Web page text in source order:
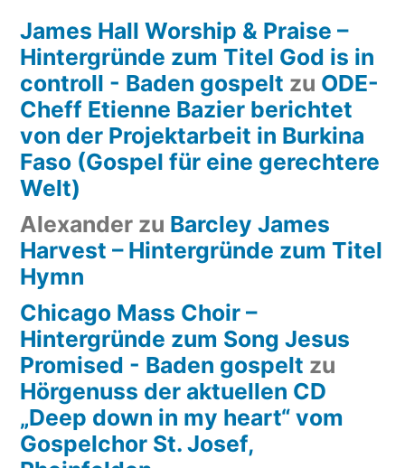
James Hall Worship & Praise –
Hintergründe zum Titel God is in
controll - Baden gospelt zu ODE-
Cheff Etienne Bazier berichtet
von der Projektarbeit in Burkina
Faso (Gospel für eine gerechtere
Welt)
Alexander zu Barcley James
Harvest – Hintergründe zum Titel
Hymn
Chicago Mass Choir –
Hintergründe zum Song Jesus
Promised - Baden gospelt zu
Hörgenuss der aktuellen CD
„Deep down in my heart“ vom
Gospelchor St. Josef,